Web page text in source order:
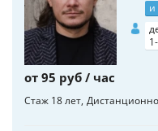
и
от 95 руб / час
Стаж 18 лет Дистанционно